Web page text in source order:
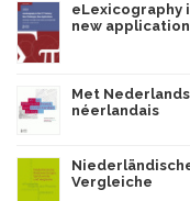
eLexicography
new
Met
néerlandais
Vergleiche